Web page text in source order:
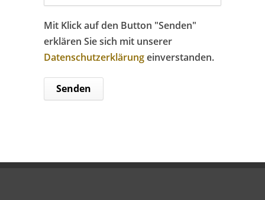
Mit Klick auf den Button "Senden"
erklären Sie sich mit unserer
Datenschutzerklärungeinverstanden.